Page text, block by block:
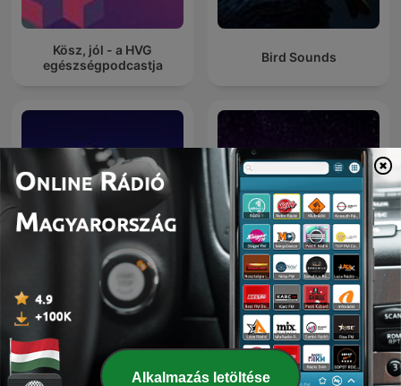
Kösz, jól - a HVG
egészségpodcastja
Bird Sounds
Sleep Sounds, ASMR
Sleep Sounds, White
Noise Sleep, Deep Sleep
Sounds, Relaxing Sleep
Sounds
Sleep Meditation Music -
Relaxing Music for Sleep,
Meditation & Relaxation
Alkalmazás letöltése